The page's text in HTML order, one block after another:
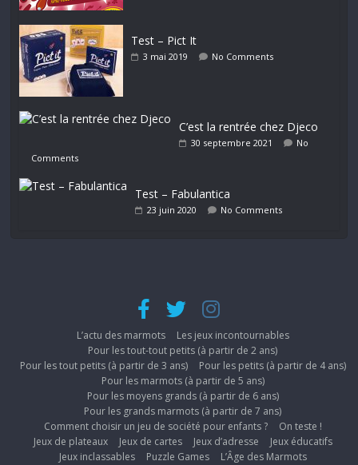
Test – Pict It
3 mai 2019 No Comments
C’est la rentrée chez Djeco
30 septembre 2021
No
Comments
Test – Fabulantica
23 juin 2020 No Comments
L’actu des marmots
Les jeux incontournables
Pour les tout-tout petits (à partir de 2 ans)
Pour les tout petits (à partir de 3 ans)
Pour les petits (à partir de 4 ans)
Pour les marmots (à partir de 5 ans)
Pour les moyens grands (à partir de 6 ans)
Pour les grands marmots (à partir de 7 ans)
Comment choisir un jeu de société pour enfants ?
On teste !
Jeux de plateaux
Jeux de cartes Jeux d’adresse
Jeux éducatifs
Jeux inclassables
Puzzle Games L’Âge des Marmots